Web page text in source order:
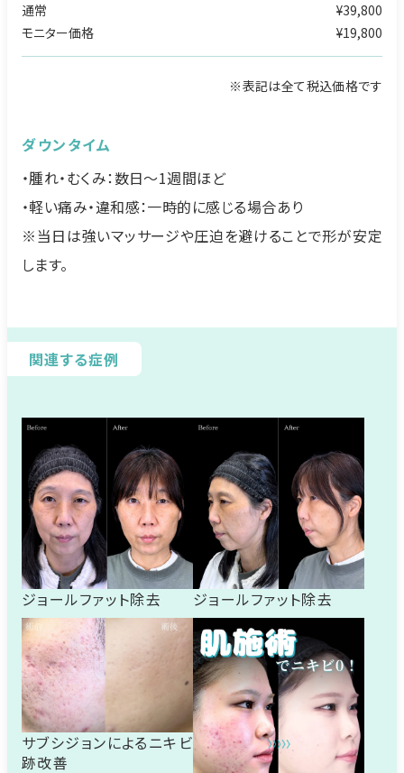
通常
¥39,800
モニター価格
¥19,800
※表記は全て税込価格です
ダウンタイム
・腫れ・むくみ：数日〜1週間ほど
・軽い痛み・違和感：一時的に感じる場合あり
※当日は強いマッサージや圧迫を避けることで形が安定
します。
関連する症例
ジョールファット除去 ジョールファット除去
サブシジョンによるニキビ
跡改善